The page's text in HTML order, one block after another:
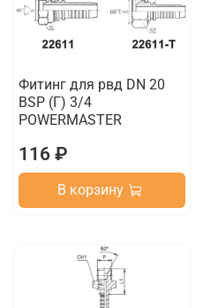
Фитинг для рвд DN 20
BSP (Г) 3/4
POWERMASTER
116 ₽
В корзину